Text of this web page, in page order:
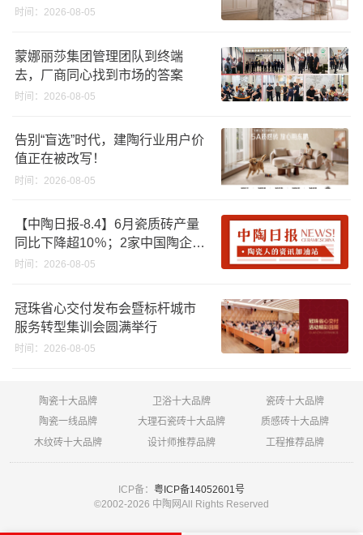
感橱柜台面
时间：2026-08-05
蒙娜丽莎集团管理团队到终端
去，厂商同心找到市场的答案
时间：2026-08-05
告别“盲选”时代，建陶行业用户价
值正在被改写！
时间：2026-08-05
【中陶日报-8.4】6月瓷质砖产量
同比下降超10％；2家中国陶企亮
相马来西亚ARCHIDEX 2026石材
份；方向集团出海
时间：2026-08-05
冠珠省心交付发布会暨标杆城市
服务转型集训会圆满举行
时间：2026-08-05
陶瓷十大品牌 卫浴十大品牌
瓷砖十大品牌
陶瓷一线品牌
大理石瓷砖十大品牌
质感砖十大品牌
木纹砖十大品牌
设计师推荐品牌 工程推荐品牌
ICP备： 粤ICP备14052601号
©2002-2026 中陶网All Rights Reserved